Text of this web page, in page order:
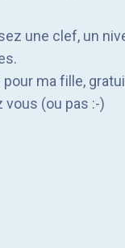
une clef, un
pour ma fille,
vous (ou pas :-)